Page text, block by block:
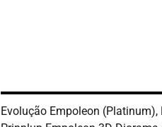
Evolução Empoleon (Platinum),